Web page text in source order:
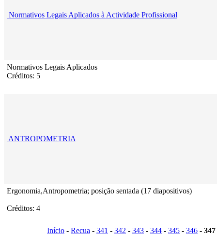
Normativos Legais Aplicados à Actividade Profissional
Normativos Legais Aplicados
Créditos: 5
ANTROPOMETRIA
Ergonomia,Antropometria; posição sentada (17 diapositivos)
Créditos: 4
Início - Recua - 341 - 342 - 343 - 344 - 345 - 346 - 347